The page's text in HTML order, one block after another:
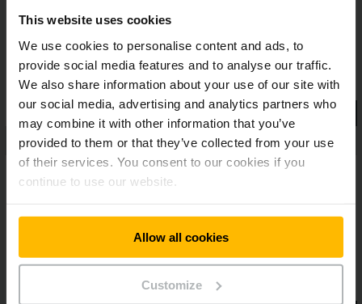
This website uses cookies
We use cookies to personalise content and ads, to
provide social media features and to analyse our traffic.
We also share information about your use of our site with
our social media, advertising and analytics partners who
may combine it with other information that you’ve
provided to them or that they’ve collected from your use
of their services. You consent to our cookies if you
continue to use our website.
Allow all cookies
Customize
Generation des Jungheinrich-Klassikers ist somit das